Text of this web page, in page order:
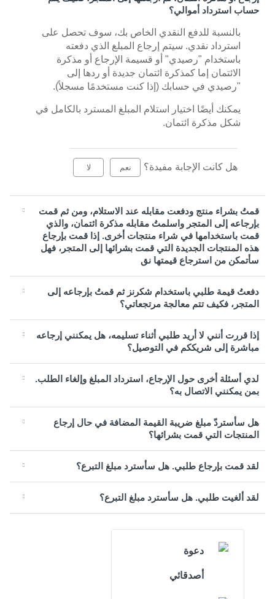
حساب استرداد أموالي؟
بالنسبة للدفع النقدي الخاص بك، سوف تحصل على
استرداد نقدي. سيتم إرجاع المبلغ الذي دفعته
باستخدام "رصيدي" أو قسيمة الإرجاع أو مذكرة
الائتمان إما كمذكرة ائتمان جديدة أو ردها إلى
"رصيدي في حسابك (إذا كنت مستخدمًا مسجلاً).
يمكنك أيضًا اختيار استلام المبلغ المسترد بالكامل في
شكل مذكرة ائتمان.
هل كانت الإجابة مفيدة؟ نعم لا
قمتُ بشراء منتج ودفعت مقابله عند الاستلام، ومن ثم قمت
بإرجاعه إلى المتجر واسلمتُ مقابله مذكرة ائتمان، والذي
قمت باستخدامها في شراء منتجات أخرى. إذا قمت بإرجاع
هذه المنتجات الجديدة التي قمت بشرائها إلى المتجر، فهل
سأتمكن من استرجاع قيمتها نق
دفعتُ قيمة طلبي باستخدام شكرنز ثم قمتُ بإرجاعه إلى
المتجر، فكيف تتم معالجة مرتجعاتي؟
إذا قررت أنني لا أريد طلبي أثناء تسليمه، هل يمكنني إرجاعه
مباشرة إلى شريككم في التوصيل؟
لدي أسئلة أخرى حول الإرجاع، استرداد المبلغ وإلغاء الطلب.
بمن يمكنني الاتصال به؟
هل سأستردّ مبلغ ضريبة القيمة المضافة في حال إرجاع
المنتجات التي قمت بشرائها؟
لقد قمت بإرجاع طلبي. هل سأسترد مبلغ التبرع؟
لقد ألغيت طلبي. هل سأسترد مبلغ التبرع؟
دعوة
أصدقائي